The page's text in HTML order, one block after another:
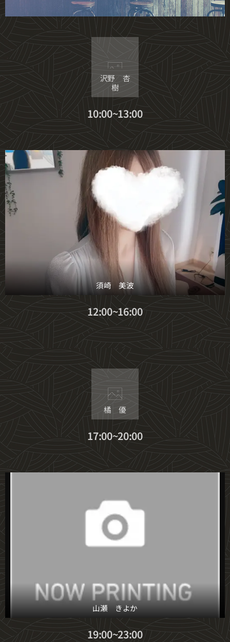
沢野 杏
樹
10:00~13:00
須崎 美波
12:00~16:00
橘 優
17:00~20:00
山瀬 きよか
19:00~23:00